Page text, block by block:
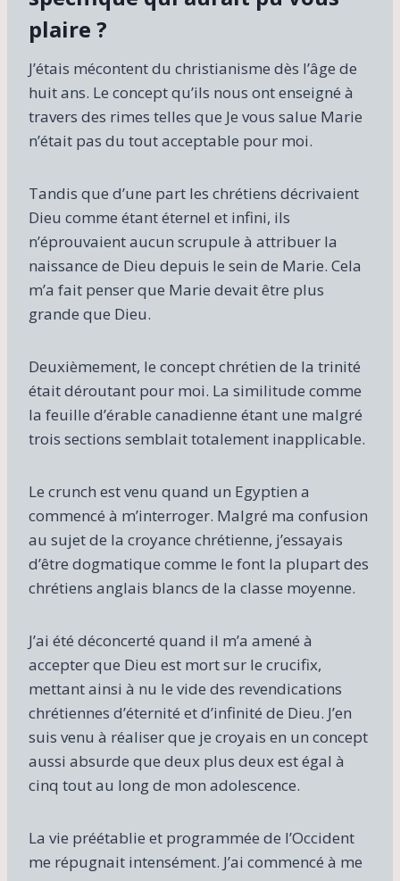
plaire ?
J’étais mécontent du christianisme dès l’âge de
huit ans. Le concept qu’ils nous ont enseigné à
travers des rimes telles que Je vous salue Marie
n’était pas du tout acceptable pour moi.
Tandis que d’une part les chrétiens décrivaient
Dieu comme étant éternel et infini, ils
n’éprouvaient aucun scrupule à attribuer la
naissance de Dieu depuis le sein de Marie. Cela
m’a fait penser que Marie devait être plus
grande que Dieu.
Deuxièmement, le concept chrétien de la trinité
était déroutant pour moi. La similitude comme
la feuille d’érable canadienne étant une malgré
trois sections semblait totalement inapplicable.
Le crunch est venu quand un Egyptien a
commencé à m’interroger. Malgré ma confusion
au sujet de la croyance chrétienne, j’essayais
d’être dogmatique comme le font la plupart des
chrétiens anglais blancs de la classe moyenne.
J’ai été déconcerté quand il m’a amené à
accepter que Dieu est mort sur le crucifix,
mettant ainsi à nu le vide des revendications
chrétiennes d’éternité et d’infinité de Dieu. J’en
suis venu à réaliser que je croyais en un concept
aussi absurde que deux plus deux est égal à
cinq tout au long de mon adolescence.
La vie préétablie et programmée de l’Occident
me répugnait intensément. J’ai commencé à me